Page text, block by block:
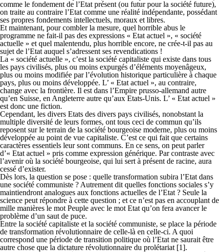
comme le fondement de l’Etat présent (ou futur pour la société future),
on traite au contraire l’Etat comme une réalité indépendante, possédant
ses propres fondements intellectuels, moraux et libres.
Et maintenant, pour combler la mesure, quel horrible abus le
programme ne fait-il pas des expressions « Etat actuel », « société
actuelle » et quel malentendu, plus horrible encore, ne crée-t-il pas au
sujet de l’Etat auquel s’adressent ses revendications !
La « société actuelle », c’est la société capitaliste qui existe dans tous
les pays civilisés, plus ou moins expurgés d’éléments moyenâgeux,
plus ou moins modifiée par l’évolution historique particulière à chaque
pays, plus ou moins développée. L’ « Etat actuel », au contraire,
change avec la frontière. Il est dans l’Empire prusso-allemand autre
qu’en Suisse, en Angleterre autre qu’aux Etats-Unis. L’ « Etat actuel »
est donc une fiction.
Cependant, les divers Etats des divers pays civilisés, nonobstant la
multiple diversité de leurs formes, ont tous ceci de commun qu’ils
reposent sur le terrain de la société bourgeoise moderne, plus ou moins
développée au point de vue capitaliste. C’est ce qui fait que certains
caractères essentiels leur sont communs. En ce sens, on peut parler
d’« Etat actuel » pris comme expression générique. Par contraste avec
l’avenir où la société bourgeoise, qui lui sert à présent de racine, aura
cessé d’exister.
Dès lors, la question se pose : quelle transformation subira l’Etat dans
une société communiste ? Autrement dit quelles fonctions sociales s’y
maintiendront analogues aux fonctions actuelles de l’Etat ? Seule la
science peut répondre à cette question ; et ce n’est pas en accouplant de
mille manières le mot Peuple avec le mot Etat qu’on fera avancer le
problème d’un saut de puce.
Entre la société capitaliste et la société communiste, se place la période
de transformation révolutionnaire de celle-là en celle-ci. A quoi
correspond une période de transition politique où l’Etat ne saurait être
autre chose que la dictature révolutionnaire du prolétariat [1].